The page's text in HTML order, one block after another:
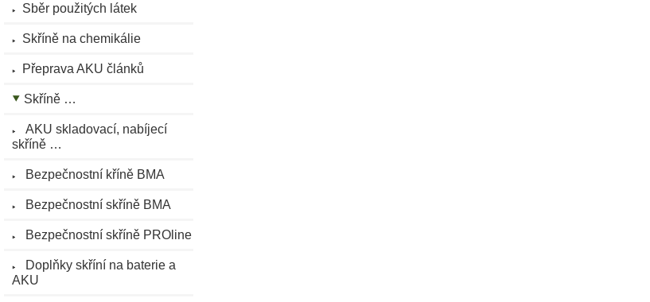
Sběr použitých látek
Skříně na chemikálie
Přeprava AKU článků
Skříně …
AKU skladovací, nabíjecí
skříně …
Bezpečnostní kříně BMA
Bezpečnostní skříně BMA
Bezpečnostní skříně PROline
Doplňky skříní na baterie a
AKU